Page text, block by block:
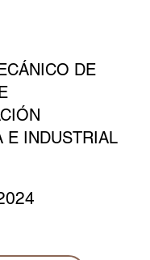
DE
E INDUSTRIAL